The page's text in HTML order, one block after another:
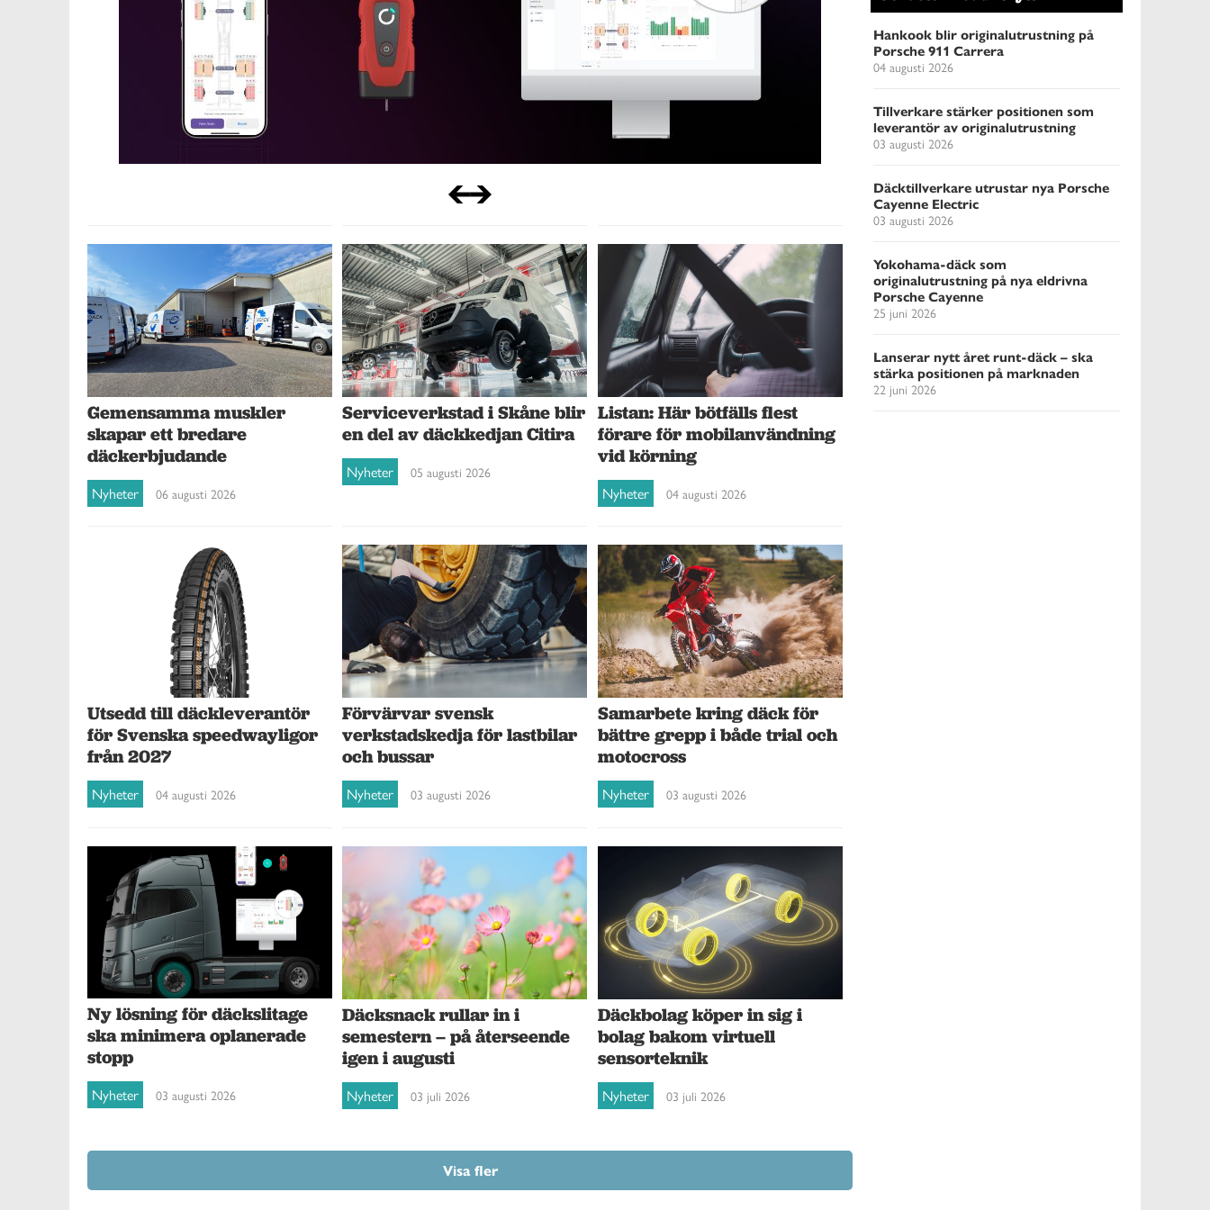
Gemensamma muskler
skapar ett bredare
däckerbjudande
Nyheter 06 augusti 2026
Serviceverkstad i Skåne blir
en del av däckkedjan Citira
Nyheter 05 augusti 2026
Listan: Här bötfälls flest
förare för mobilanvändning
vid körning
Nyheter 04 augusti 2026
Utsedd till däckleverantör
för Svenska speedwayligor
från 2027
Nyheter 04 augusti 2026
Förvärvar svensk
verkstadskedja för lastbilar
och bussar
Nyheter 03 augusti 2026
Samarbete kring däck för
bättre grepp i både trial och
motocross
Nyheter 03 augusti 2026
Ny lösning för däckslitage
ska minimera oplanerade
stopp
Nyheter 03 augusti 2026
Däcksnack rullar in i
semestern – på återseende
igen i augusti
Nyheter 03 juli 2026
Däckbolag köper in sig i
bolag bakom virtuell
sensorteknik
Nyheter 03 juli 2026
Visa fler
Hankook blir originalutrustning på
Porsche 911 Carrera
04 augusti 2026
Tillverkare stärker positionen som
leverantör av originalutrustning
03 augusti 2026
Däcktillverkare utrustar nya Porsche
Cayenne Electric
03 augusti 2026
Yokohama-däck som
originalutrustning på nya eldrivna
Porsche Cayenne
25 juni 2026
Lanserar nytt året runt-däck – ska
stärka positionen på marknaden
22 juni 2026